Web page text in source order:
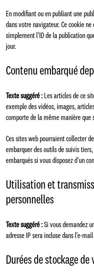
En modifiant ou en publiant une
dans votre navigateur. Ce cookie
simplement l’ID de la publication
jour.
Contenu embarqué
Texte suggéré : Les articles de ce
exemple des vidéos, images,
comporte de la même manière
Ces sites web pourraient collecter
embarquer des outils de suivis
embarqués si vous disposez d’un
Utilisation et
personnelles
Texte suggéré :Si vous demandez
adresse IP sera incluse dans l’e-
Durées de stockage de